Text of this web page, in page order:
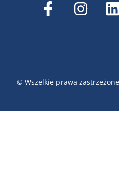
© Wszelkie prawa